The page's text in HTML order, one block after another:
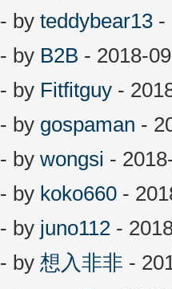
- by teddybear13 -
- by B2B - 2018-
- by Fitfitguy -
- by gospaman -
- by wongsi -
- by koko660 -
- by juno112 -
- by 想入非非 -